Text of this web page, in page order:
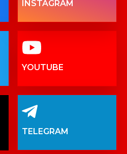
INSTAGRAM
YOUTUBE
TELEGRAM